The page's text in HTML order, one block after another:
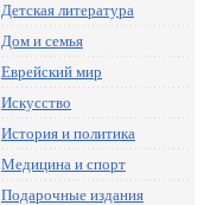
Детская литература
Дом и семья
Еврейский мир
Искусство
История и политика
Медицина и спорт
Подарочные издания